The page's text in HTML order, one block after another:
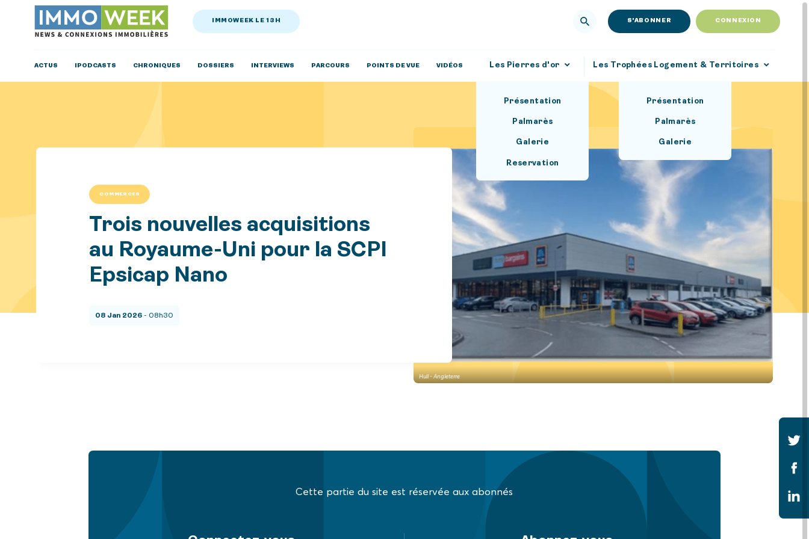
IMMOWEEK LE 13H S'ABONNER CONNEXION
ACTUS IPODCASTS CHRONIQUES DOSSIERS INTERVIEWS PARCOURS POINTS DE VUE VIDÉOS Les Pierres d'or
Présentation
Palmarès
Galerie
Reservation
Les Trophées Logement & Territoires
Présentation
Palmarès
Galerie
COMMERCES
Trois nouvelles acquisitions
au Royaume-Uni pour la SCPI
Epsicap Nano
08 Jan 2026 - 08h30
Hull - Angleterre
Cette partie du site est réservée aux abonnés